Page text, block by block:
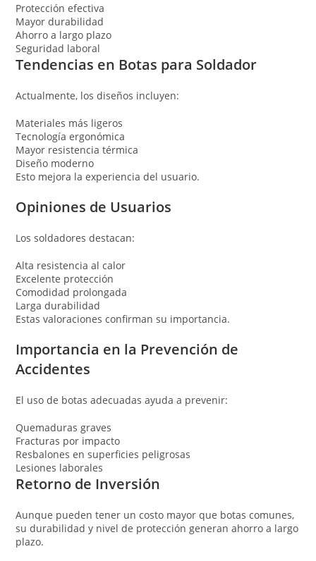
Protección efectiva
Mayor durabilidad
Ahorro a largo plazo
Seguridad laboral
Tendencias en Botas para Soldador
Actualmente, los diseños incluyen:
Materiales más ligeros
Tecnología ergonómica
Mayor resistencia térmica
Diseño moderno
Esto mejora la experiencia del usuario.
Opiniones de Usuarios
Los soldadores destacan:
Alta resistencia al calor
Excelente protección
Comodidad prolongada
Larga durabilidad
Estas valoraciones confirman su importancia.
Importancia en la Prevención de
Accidentes
El uso de botas adecuadas ayuda a prevenir:
Quemaduras graves
Fracturas por impacto
Resbalones en superficies peligrosas
Lesiones laborales
Retorno de Inversión
Aunque pueden tener un costo mayor que botas comunes,
su durabilidad y nivel de protección generan ahorro a largo
plazo.